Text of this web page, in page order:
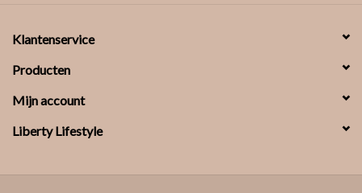
Klantenservice
Producten
Mijn account
Liberty Lifestyle